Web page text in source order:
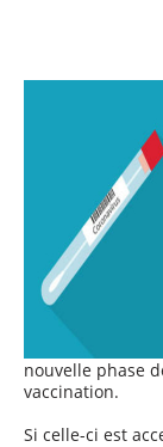
nouvelle phase
vaccination.
Si celle-ci est